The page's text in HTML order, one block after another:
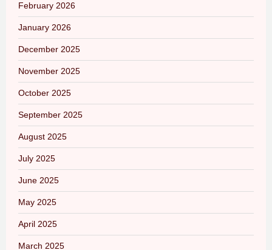
February 2026
January 2026
December 2025
November 2025
October 2025
September 2025
August 2025
July 2025
June 2025
May 2025
April 2025
March 2025